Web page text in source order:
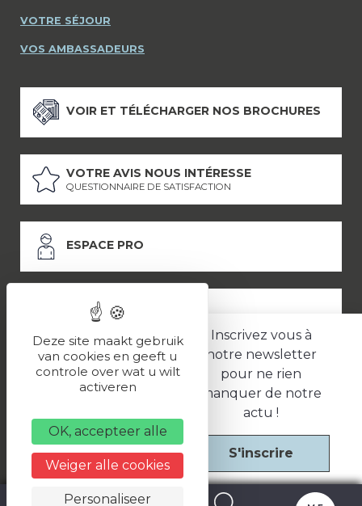
Inscrivez vous à
notre newsletter
pour ne rien
manquer de notre
actu !
S'inscrire
VOTRE SÉJOUR
VOS AMBASSADEURS
VOIR ET TÉLÉCHARGER NOS BROCHURES
VOTRE AVIS NOUS INTÉRESSE
QUESTIONNAIRE DE SATISFACTION
ESPACE PRO
ESPACE PRESSE
LES PARTENAIRES
Politique de confidentialité
Une réalisation
Deze site maakt gebruik
van cookies en geeft u
controle over wat u wilt
activeren
OK, accepteer alle
Weiger alle cookies
Personaliseer